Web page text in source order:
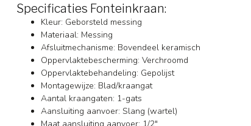
Specificaties Fonteinkraan:
Kleur: Geborsteld messing
Materiaal: Messing
Afsluitmechanisme: Bovendeel keramisch
Oppervlaktebescherming: Verchroomd
Oppervlaktebehandeling: Gepolijst
Montagewijze: Blad/kraangat
Aantal kraangaten: 1-gats
Aansluiting aanvoer: Slang (wartel)
Maat aansluiting aanvoer: 1/2"